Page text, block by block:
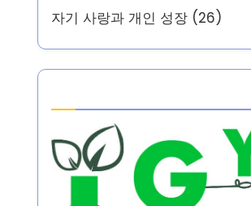
자기 사랑과 개인 성장 (26)